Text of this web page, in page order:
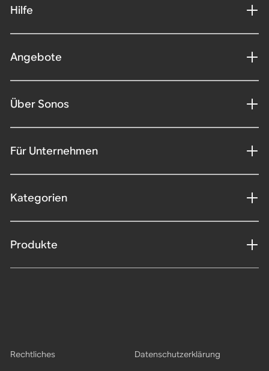
Hilfe
Angebote
Über Sonos
Für Unternehmen
Kategorien
Produkte
Rechtliches
Datenschutzerklärung